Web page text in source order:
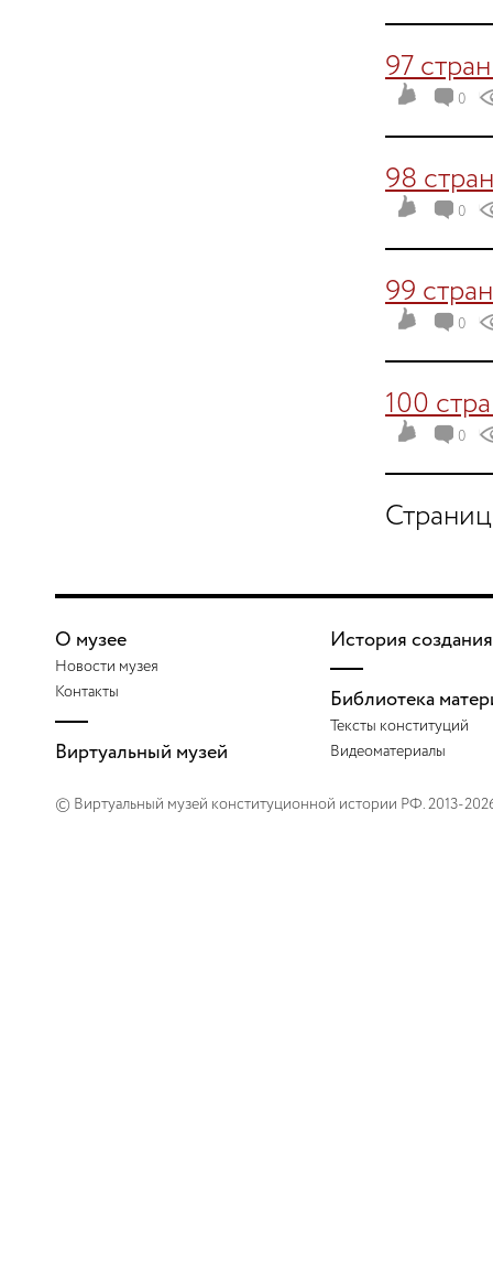
97
0
98
0
99
0
100
0
О музее
Новости музея
Контакты
Виртуальный музей
История создания
Библиотека
Тексты конституций
Видеоматериалы
© Виртуальный музей конституционной истории РФ. 2013-